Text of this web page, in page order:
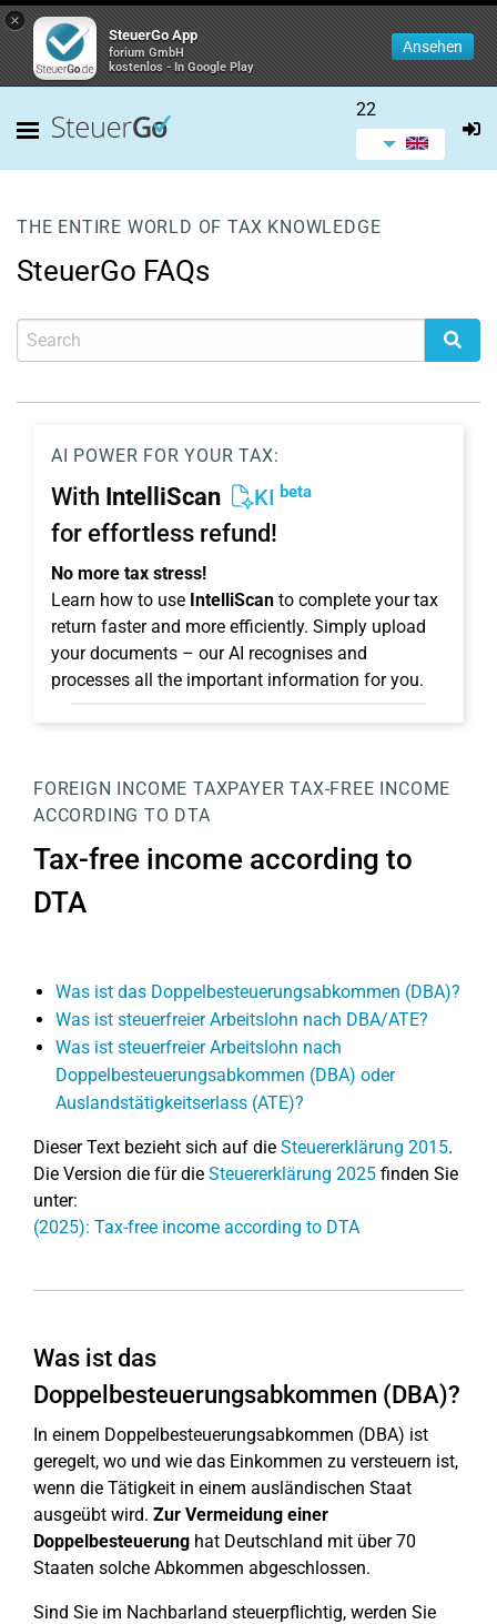
×
SteuerGo App
forium GmbH
kostenlos - In Google Play
Ansehen
22
THE ENTIRE WORLD OF TAX KNOWLEDGE
SteuerGo FAQs
AI POWER FOR YOUR TAX:
With IntelliScan KI beta
for effortless refund!
No more tax stress!
Learn how to use IntelliScan to complete your tax
return faster and more efficiently. Simply upload
your documents – our AI recognises and
processes all the important information for you.
FOREIGN INCOME TAXPAYER TAX-FREE INCOME
ACCORDING TO DTA
Tax-free income according to
DTA
Was ist das Doppelbesteuerungsabkommen (DBA)?
Was ist steuerfreier Arbeitslohn nach DBA/ATE?
Was ist steuerfreier Arbeitslohn nach
Doppelbesteuerungsabkommen (DBA) oder
Auslandstätigkeitserlass (ATE)?
Dieser Text bezieht sich auf die Steuererklärung 2015.
Die Version die für die Steuererklärung 2025 finden Sie
unter:
(2025): Tax-free income according to DTA
Was ist das
Doppelbesteuerungsabkommen (DBA)?
In einem Doppelbesteuerungsabkommen (DBA) ist
geregelt, wo und wie das Einkommen zu versteuern ist,
wenn die Tätigkeit in einem ausländischen Staat
ausgeübt wird. Zur Vermeidung einer
Doppelbesteuerung hat Deutschland mit über 70
Staaten solche Abkommen abgeschlossen.
Sind Sie im Nachbarland steuerpflichtig, werden Sie